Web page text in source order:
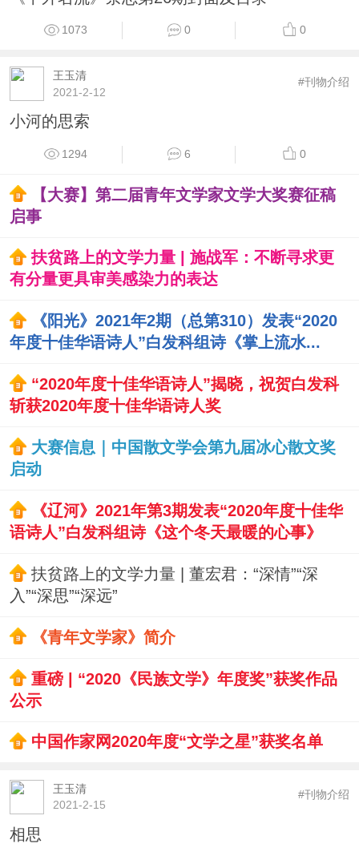
1073 0 0
王玉清
2021-2-12
#刊物介绍
小河的思索
1294 6 0
【大赛】第二届青年文学家文学大奖赛征稿
启事
扶贫路上的文学力量 | 施战军：不断寻求更
有分量更具审美感染力的表达
《阳光》2021年2期（总第310）发表“2020
年度十佳华语诗人”白发科组诗《掌上流水...
“2020年度十佳华语诗人”揭晓，祝贺白发科
斩获2020年度十佳华语诗人奖
大赛信息｜中国散文学会第九届冰心散文奖
启动
《辽河》2021年第3期发表“2020年度十佳华
语诗人”白发科组诗《这个冬天最暖的心事》
扶贫路上的文学力量 | 董宏君：“深情”“深
入”“深思”“深远”
《青年文学家》简介
重磅 | “2020《民族文学》年度奖”获奖作品
公示
中国作家网2020年度“文学之星”获奖名单
王玉清
2021-2-15
#刊物介绍
相思